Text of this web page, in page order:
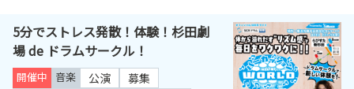
5分でストレス発散！体験！杉田劇
場 de ドラムサークル！
開催中 音楽 公演
募集